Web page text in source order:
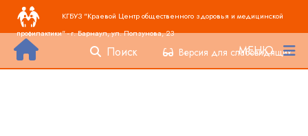
Перейти к основному содержанию
Основная навигация
КГБУЗ "Краевой Центр общественного здоровья и медицинской
профилактики" - г. Барнаул, ул. Ползунова, 23
Поиск Версия для слабовидящих
МЕНЮ